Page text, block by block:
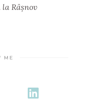
Râșnov
ME